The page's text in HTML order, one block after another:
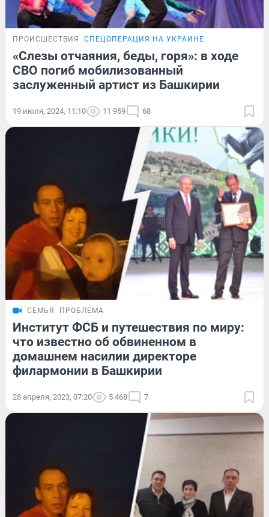
ПРОИСШЕСТВИЯ СПЕЦОПЕРАЦИЯ НА УКРАИНЕ
«Слезы отчаяния, беды, горя»: в ходе
СВО погиб мобилизованный
заслуженный артист из Башкирии
19 июля, 2024, 11:10 11 959 68
СЕМЬЯ ПРОБЛЕМА
Институт ФСБ и путешествия по миру:
что известно об обвиненном в
домашнем насилии директоре
филармонии в Башкирии
28 апреля, 2023, 07:20 5 468 7